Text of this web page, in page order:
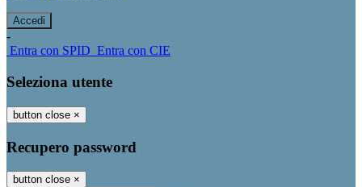
-
Entra con SPID Entra con CIE
Seleziona utente
button close ×
Recupero password
button close ×